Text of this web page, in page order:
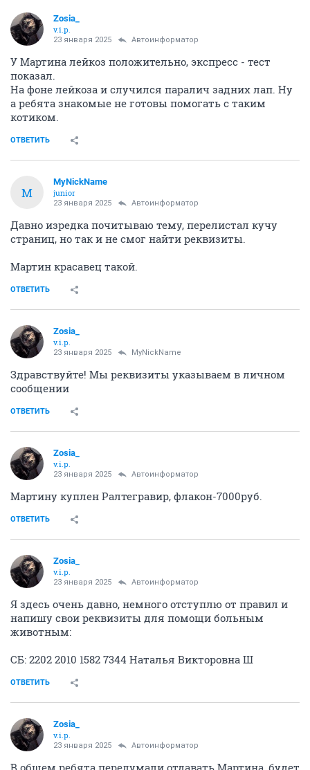
Sventa
guru
23 января 2025 Sventa
Ещё осталось 3 флакона ФЕЛИФЕРОН, правда срок
годности до 04. 2024 года.
Если надо, передам.
ОТВЕТИТЬ
Zosia_
23 января 2025
пока не будем отступать от назначения врачей по
лекарствам, а вот МРТ его точно может добить. Я
процедуры.
Но если эти препараты понадобятся в дальнейшем, я
обязательно к Вам Светлана обращусь, спасибо!
Мартин находится в клеточке у моих хороших
знакомых на МЖК. Люди пошли навстречу, зная и
предупредили сразу, если не смогут справляться по
уходу за Мартином, тогда уже привезут мне.
Zosia_
v.i.p.